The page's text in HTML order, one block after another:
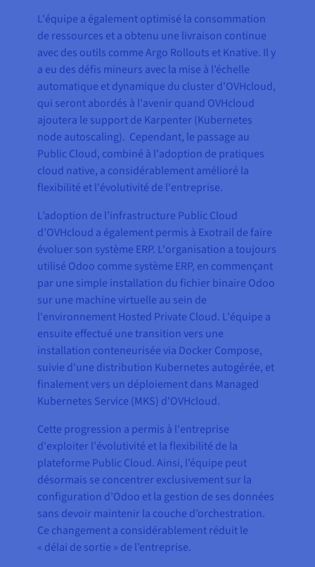
L'équipe a également optimisé la consommation
de ressources et a obtenu une livraison continue
avec des outils comme Argo Rollouts et Knative. Il y
a eu des défis mineurs avec la mise à l’échelle
automatique et dynamique du cluster d'OVHcloud,
qui seront abordés à l'avenir quand OVHcloud
ajoutera le support de Karpenter (Kubernetes
node autoscaling). Cependant, le passage au
Public Cloud, combiné à l'adoption de pratiques
cloud native, a considérablement amélioré la
flexibilité et l'évolutivité de l'entreprise.
L’adoption de l’infrastructure Public Cloud
d’OVHcloud a également permis à Exotrail de faire
évoluer son système ERP. L'organisation a toujours
utilisé Odoo comme système ERP, en commençant
par une simple installation du fichier binaire Odoo
sur une machine virtuelle au sein de
l'environnement Hosted Private Cloud. L'équipe a
ensuite effectué une transition vers une
installation conteneurisée via Docker Compose,
suivie d'une distribution Kubernetes autogérée, et
finalement vers un déploiement dans Managed
Kubernetes Service (MKS) d'OVHcloud.
Cette progression a permis à l'entreprise
d'exploiter l'évolutivité et la flexibilité de la
plateforme Public Cloud. Ainsi, l’équipe peut
désormais se concentrer exclusivement sur la
configuration d’Odoo et la gestion de ses données
sans devoir maintenir la couche d’orchestration.
Ce changement a considérablement réduit le
« délai de sortie » de l’entreprise.